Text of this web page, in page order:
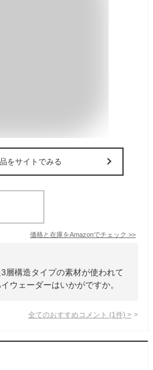
をサイトでみる
価格と在庫をAmazonでチェック >>
層構造タイプの素材が使われて
ウェーダーはいかがですか。
全てのおすすめコメント (1 件) >